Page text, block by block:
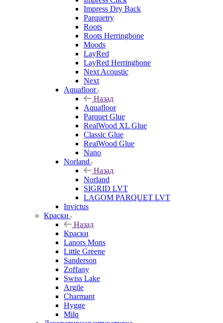
Impress Dry Back
Parquetry
Roots
Roots Herringbone
Moods
LayRed
LayRed Herringbone
Next Acoustic
Next
Aquafloor
Назад
Aquafloor
Parquet Glue
RealWood XL Glue
Classic Glue
RealWood Glue
Nano
Norland
Назад
Norland
SIGRID LVT
LAGOM PARQUET LVT
Invictus
Краски
Назад
Краски
Lanors Mons
Little Greene
Sanderson
Zoffany
Swiss Lake
Argile
Charmant
Hygge
Milq